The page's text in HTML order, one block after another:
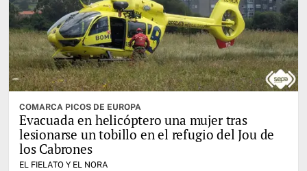
COMARCA PICOS DE EUROPA
Evacuada en helicóptero una mujer tras
lesionarse un tobillo en el refugio del Jou de
los Cabrones
EL FIELATO Y EL NORA